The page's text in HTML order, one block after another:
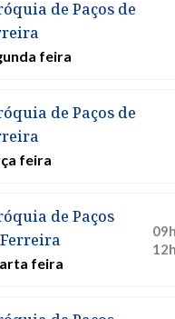
de Paços de
feira
de Paços de
feira
de Paços
feira